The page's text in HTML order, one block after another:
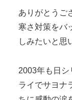
ありがとうご
寒さ対策をバ
しみたいと思
2003年も日シ
ライでサヨナ